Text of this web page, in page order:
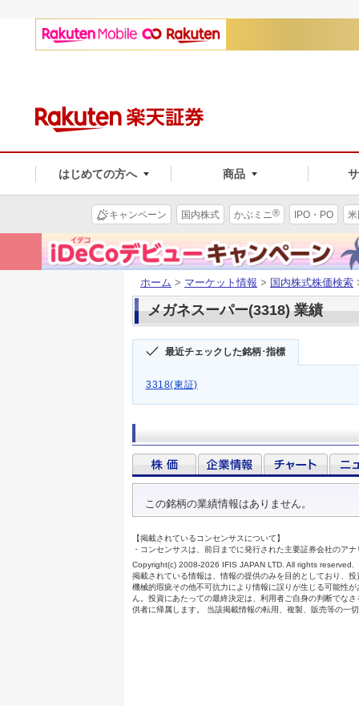
はじめての方へ 商品
キャンペーン 国内株式 かぶミニ® IPO・PO
ホーム > マーケット情報 > 国内株式株価検索
メガネスーパー(3318) 業績
最近チェックした銘柄･指標
3318(東証)